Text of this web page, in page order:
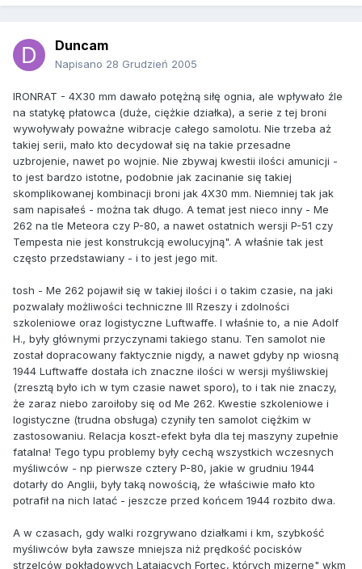
Duncam
Napisano 28 Grudzień 2005
IRONRAT - 4X30 mm dawało potężną siłę ognia, ale wpływało źle
na statykę płatowca (duże, ciężkie działka), a serie z tej broni
wywoływały poważne wibracje całego samolotu. Nie trzeba aż
takiej serii, mało kto decydował się na takie przesadne
uzbrojenie, nawet po wojnie. Nie zbywaj kwestii ilości amunicji -
to jest bardzo istotne, podobnie jak zacinanie się takiej
skomplikowanej kombinacji broni jak 4X30 mm. Niemniej tak jak
sam napisałeś - można tak długo. A temat jest nieco inny - Me
262 na tle Meteora czy P-80, a nawet ostatnich wersji P-51 czy
Tempesta nie jest konstrukcją ewolucyjną". A właśnie tak jest
często przedstawiany - i to jest jego mit.
tosh - Me 262 pojawił się w takiej ilości i o takim czasie, na jaki
pozwalały możliwości techniczne III Rzeszy i zdolności
szkoleniowe oraz logistyczne Luftwaffe. I właśnie to, a nie Adolf
H., były głównymi przyczynami takiego stanu. Ten samolot nie
został dopracowany faktycznie nigdy, a nawet gdyby np wiosną
1944 Luftwaffe dostała ich znaczne ilości w wersji myśliwskiej
(zresztą było ich w tym czasie nawet sporo), to i tak nie znaczy,
że zaraz niebo zaroiłoby się od Me 262. Kwestie szkoleniowe i
logistyczne (trudna obsługa) czyniły ten samolot ciężkim w
zastosowaniu. Relacja koszt-efekt była dla tej maszyny zupełnie
fatalna! Tego typu problemy były cechą wszystkich wczesnych
myśliwców - np pierwsze cztery P-80, jakie w grudniu 1944
dotarły do Anglii, były taką nowością, że właściwie mało kto
potrafił na nich latać - jeszcze przed końcem 1944 rozbito dwa.
A w czasach, gdy walki rozgrywano działkami i km, szybkość
myśliwców była zawsze mniejsza niż prędkość pocisków
strzelców pokładowych Latających Fortec, których mizerne" wkm